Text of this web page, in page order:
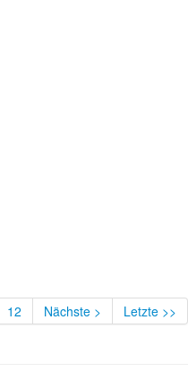
12 Nächste > Letzte >>